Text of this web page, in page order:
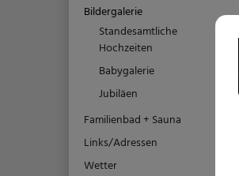
Bildergalerie
Standesamtliche
Hochzeiten
Babygalerie
Jubiläen
Familienbad + Sauna
Links/Adressen
Wetter